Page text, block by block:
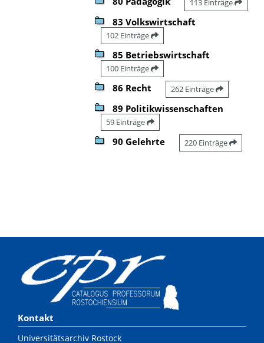
113 Einträge
83 Volkswirtschaft
102 Einträge
85 Betriebswirtschaft
100 Einträge
86 Recht 262 Einträge
89 Politikwissenschaften
59 Einträge
90 Gelehrte 220 Einträge
Kontakt
Universitätsarchiv Rostock